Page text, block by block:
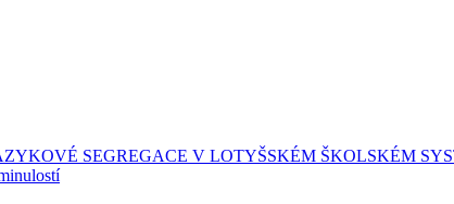
SEGREGACE V LOTYŠSKÉM ŠKOLSKÉM